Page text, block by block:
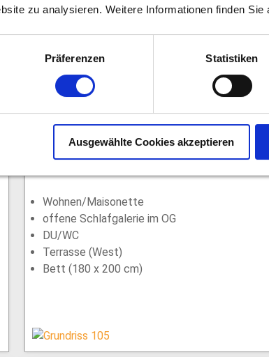
zu analysieren. Weitere Informationen finden Sie
Präferenzen Statistiken
Ausgewählte Cookies akzeptieren
Erdgeschoss 22qm
Wohnen/Maisonette
offene Schlafgalerie im OG
DU/WC
Terrasse (West)
Bett (180 x 200 cm)